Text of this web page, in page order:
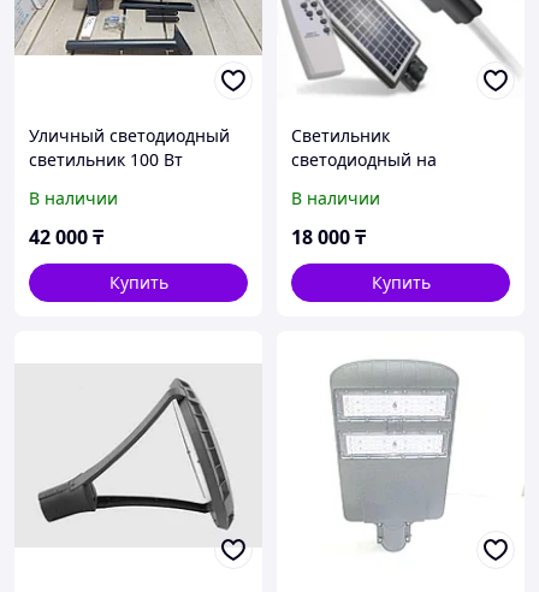
Уличный светодиодный
светильник 100 Вт
В наличии
42 000₸
Купить
Светильник
светодиодный на
В наличии
18 000₸
Купить